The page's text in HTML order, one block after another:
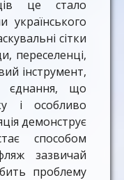
це стало
сітки
переселенці,
інструмент,
єднання, що
і особливо
демонструє
способом
зазвичай
проблему